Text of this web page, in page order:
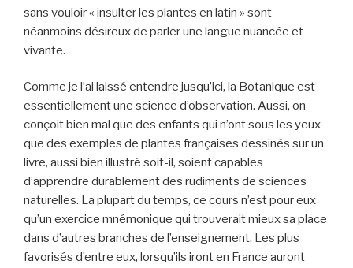
sans vouloir « insulter les plantes en latin » sont
néanmoins désireux de parler une langue nuancée et
vivante.
Comme je l’ai laissé entendre jusqu’ici, la Botanique est
essentiellement une science d’observation. Aussi, on
conçoit bien mal que des enfants qui n’ont sous les yeux
que des exemples de plantes françaises dessinés sur un
livre, aussi bien illustré soit-il, soient capables
d’apprendre durablement des rudiments de sciences
naturelles. La plupart du temps, ce cours n’est pour eux
qu’un exercice mnémonique qui trouverait mieux sa place
dans d’autres branches de l’enseignement. Les plus
favorisés d’entre eux, lorsqu’ils iront en France auront